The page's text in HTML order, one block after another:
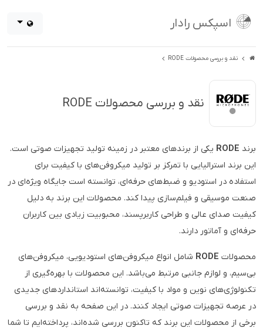
اسپکس رادار
نقد و بررسی محصولات RODE
نقد و بررسی محصولات RODE
برند RODE یکی از برندهای معتبر در زمینه تولید تجهیزات صوتی است.
این برند استرالیایی با تمرکز بر تولید میکروفن‌های با کیفیت برای
استفاده در استودیو و ضبط‌های حرفه‌ای، توانسته است جایگاه ویژه‌ای در
صنعت موسیقی و فیلم‌سازی پیدا کند. محصولات این برند به دلیل
کیفیت صدای عالی و طراحی کاربرپسند، محبوبیت زیادی بین کاربران
حرفه‌ای و آماتور دارند.
محصولات RODE شامل انواع میکروفن‌های استودیویی، میکروفن‌های
بی‌سیم، و لوازم جانبی مرتبط می‌باشد. این محصولات با بهره‌گیری از
تکنولوژی‌های نوین و مواد با کیفیت، توانسته‌اند استانداردهای جدیدی
در عرصه تجهیزات صوتی ایجاد کنند. در این صفحه به نقد و بررسی
برخی از محصولات این برند که تاکنون بررسی شده‌اند، پرداخته‌ایم تا شما